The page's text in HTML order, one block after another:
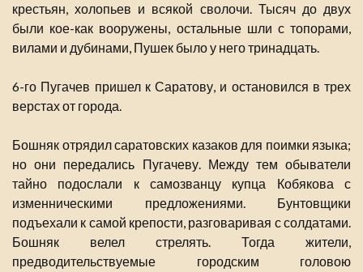
крестьян, холопьев и всякой сволочи. Тысяч до двух
были кое-как вооружены, остальные шли с топорами,
вилами и дубинами, Пушек было у него тринадцать.
6-го Пугачев пришел к Саратову, и остановился в трех
верстах от города.
Бошняк отрядил саратовских казаков для поимки языка;
но они передались Пугачеву. Между тем обыватели
тайно подослали к самозванцу купца Кобякова с
изменническими предложениями. Бунтовщики
подъехали к самой крепости, разговаривая с солдатами.
Бошняк велел стрелять. Тогда жители,
предводительствуемые городским головою